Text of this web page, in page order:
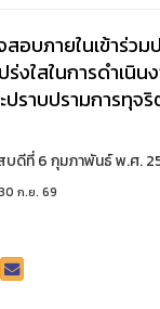
อบภายในเข้าร่ว
ร่งใสในการดำเนิ
ราบปรามการทุจ
6 กุมภาพันธ์ พ.ศ.
ก.ย. 69